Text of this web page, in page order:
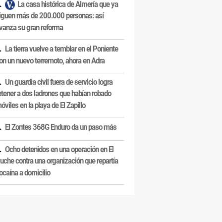
La casa histórica de Almería que ya
más de 200.000 personas: así
su gran reforma
La tierra vuelve a temblar en el Poniente
un nuevo terremoto, ahora en Adra
Un guardia civil fuera de servicio logra
a dos ladrones que habían robado
en la playa de El Zapillo
El Zontes 368G Enduro da un paso más
Ocho detenidos en una operación en El
contra una organización que repartía
a domicilio